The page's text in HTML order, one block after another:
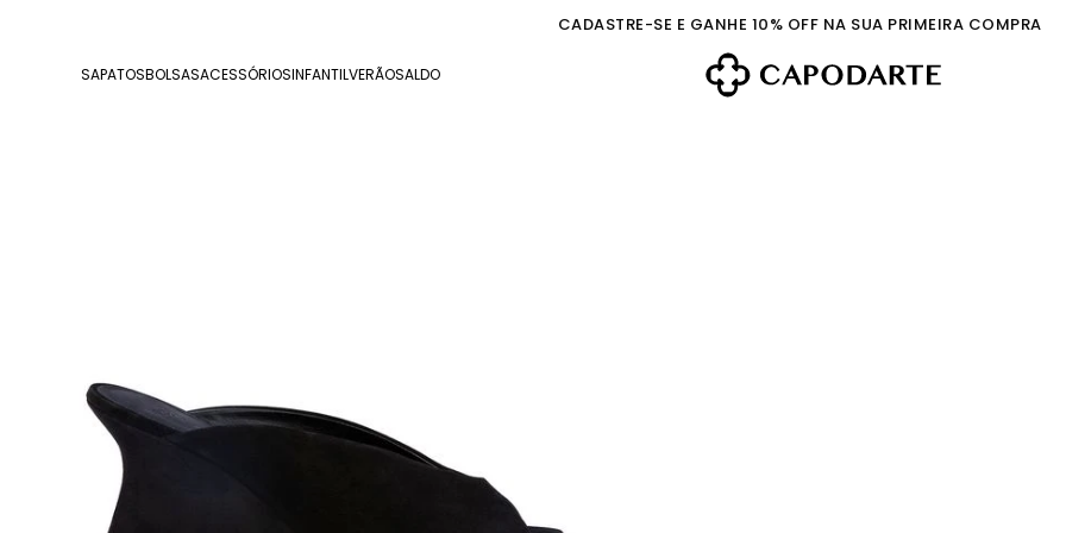
CADASTRE-SE E GANHE 10% OFF NA SUA PRIMEIRA COMPRA
SAPATOSBOLSASACESSÓRIOSINFANTILVERÃOSALDO